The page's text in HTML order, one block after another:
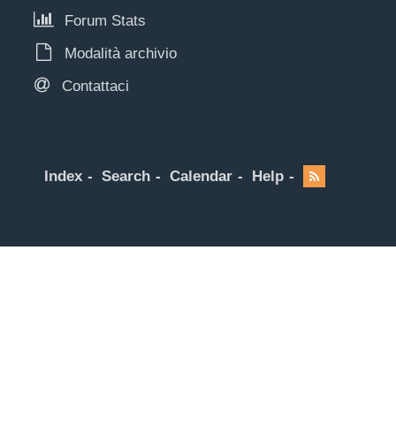
Forum Stats
Modalità archivio
Contattaci
Index Search Calendar Help